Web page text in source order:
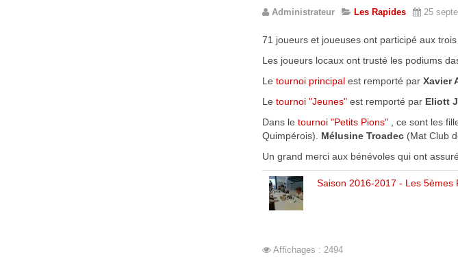
Administrateur Les Rapides 25
71 joueurs et joueuses ont participé aux
Les joueurs locaux ont trusté les podiums
Le tournoi principal est remporté par Xavier
Le tournoi "Jeunes" est remporté par Eliott
Dans le tournoi "Petits Pions" , ce sont les
Quimpérois). Mélusine Troadec (Mat Club
Un grand merci aux bénévoles qui ont
Saison 2016-2017 - Les 5èmes
Affichages : 2494